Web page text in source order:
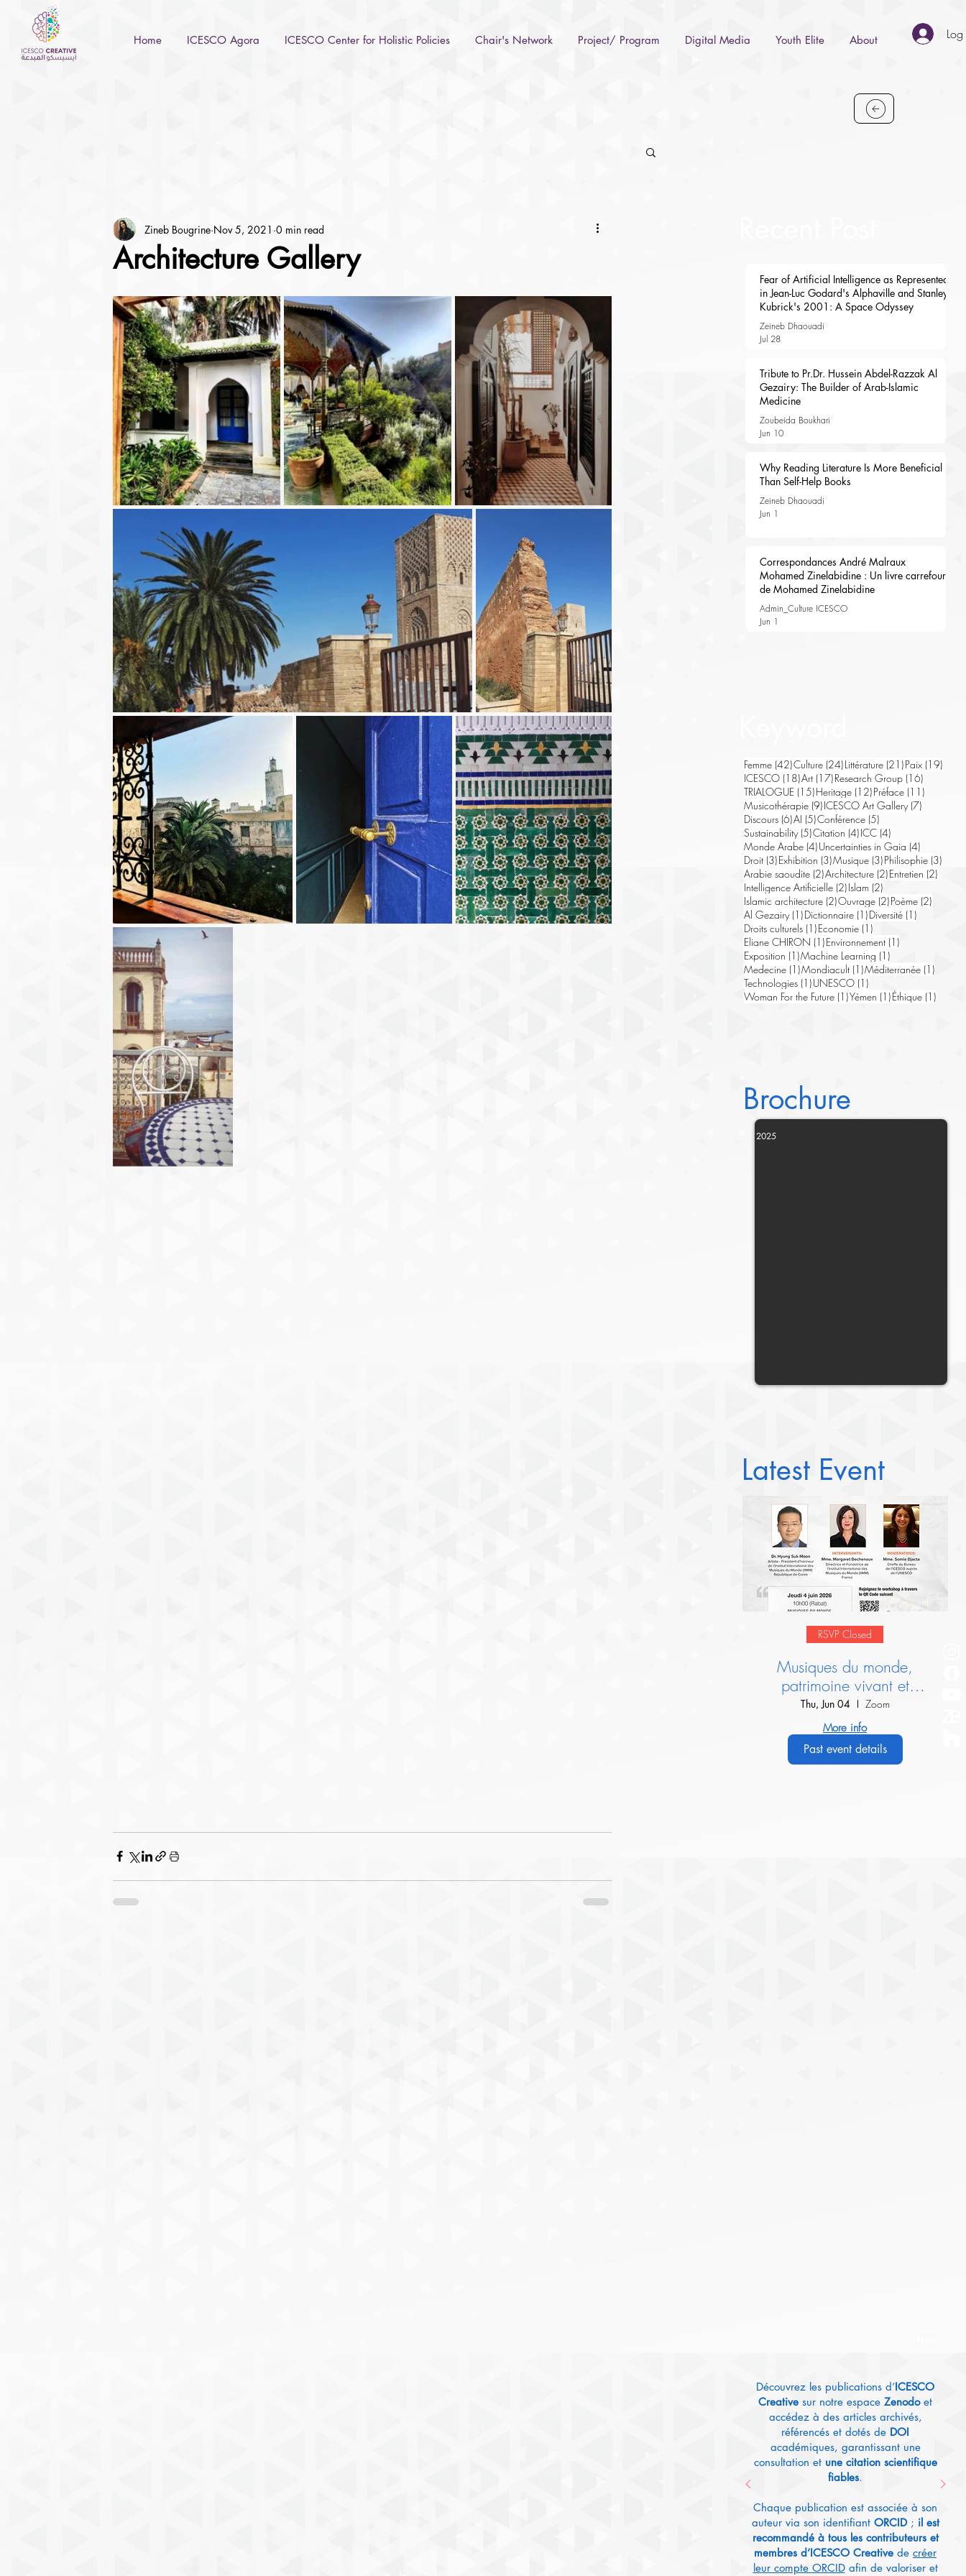
Home ICESCO Agora ICESCO Center for Holistic Policies Chair's Network Project/ Program Digital Media Youth Elite About
Architecture Gallery
Zineb Bougrine Nov 5, 2021 0 min read
Fear of Artificial Intelligence as Represented
in Jean-Luc Godard's Alphaville and Stanley
Kubrick's 2001: A Space Odyssey
Zeineb Dhaouadi
Jul 28
Tribute to Pr.Dr. Hussein Abdel-Razzak Al
Gezairy: The Builder of Arab-Islamic
Medicine
Zoubeida Boukhari
Jun 10
Why Reading Literature Is More Beneficial
Than Self-Help Books
Zeineb Dhaouadi
Jun 1
Correspondances André Malraux
Mohamed Zinelabidine : Un livre carrefour
de Mohamed Zinelabidine
Admin_Culture ICESCO
Jun 1
Femme (42)42 posts
Culture (24)24 posts
Littérature (21)21 posts
Paix (19)19
ICESCO (18)18 posts
Art (17)17 posts
Research Group (16)16 posts
TRIALOGUE (15)15 posts
Heritage (12)12 posts
Préface (11)11 posts
Musicothérapie (9)9 posts
ICESCO Art Gallery (7)7 posts
Discours (6)6 posts
AI (5)5 posts
Conférence (5)5 posts
Sustainability (5)5 posts
Citation (4)4 posts
ICC (4)4 posts
Monde Arabe (4)4 posts
Uncertainties in Gaia (4)4 posts
Droit (3)3 posts
Exhibition (3)3 posts
Musique (3)3 posts
Philisophie (3)3
Arabie saoudite (2)2 posts
Architecture (2)2 posts
Entretien (2)2 posts
Intelligence Artificielle (2)2 posts
Islam (2)2 posts
Islamic architecture (2)2 posts
Ouvrage (2)2 posts
Poème (2)2 posts
Al Gezairy (1)1 post
Dictionnaire (1)1 post
Diversité (1)1 post
Droits culturels (1)1 post
Economie (1)1 post
Eliane CHIRON (1)1 post
Environnement (1)1 post
Exposition (1)1 post
Machine Learning (1)1 post
Medecine (1)1 post
Mondiacult (1)1 post
Méditerranée (1)1 post
Technologies (1)1 post
UNESCO (1)1 post
Woman For the Future (1)1 post
Yémen (1)1 post
Éthique (1)1 post
Brochure
2025
Latest Event
RSVP Closed
Musiques du monde,
patrimoine vivant et
dialogue interculturel :
Présentation de l’IIMM
Thu, Jun 04 Zoom
More info
Past event details
Découvrez les publications d’ICESCO
Creative sur notre espace Zenodoet
accédez à des articles archivés,
référencés et dotés de DOI
académiques, garantissant une
consultation et une citation scientifique
fiables.
Chaque publication est associée à son
auteur via son identifiant ORCID; il est
recommandé à tous les contributeurs et
membres d’ICESCO Creative de créer
leur compte ORCIDafin de valoriser et